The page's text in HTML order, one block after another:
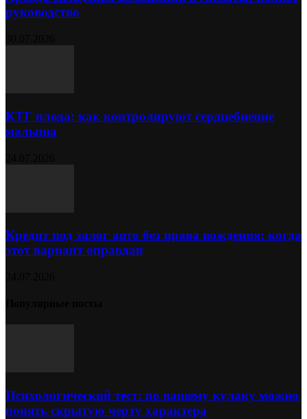
руководство
КТГ плода: как контролируют сердцебиение
малыша
Кредит под залог авто без права вождения: когда
этот вариант оправдан
Психологический тест: по вашему кулаку можно
понять скрытую черту характера